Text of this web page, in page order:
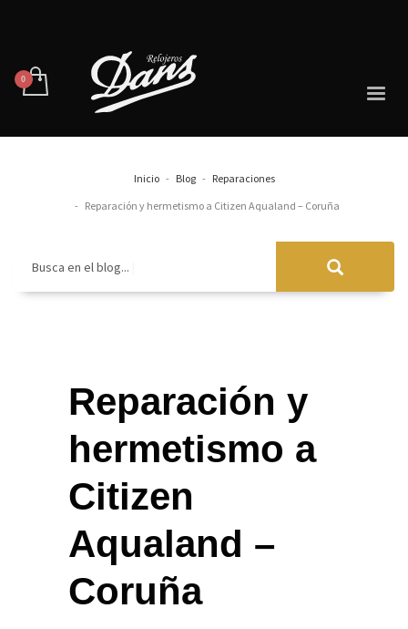
Inicio Blog
Reparaciones
Reparación y hermetismo a Citizen Aqualand – Coruña
Busca en el blog...
Reparación y
hermetismo a
Citizen
Aqualand –
Coruña